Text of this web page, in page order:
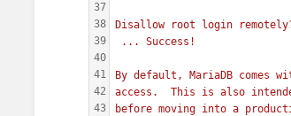
37
38
39
40
41
42
43
Disallow root login
... Success!
By default, MariaDB comes
access.  This is also
before moving into a